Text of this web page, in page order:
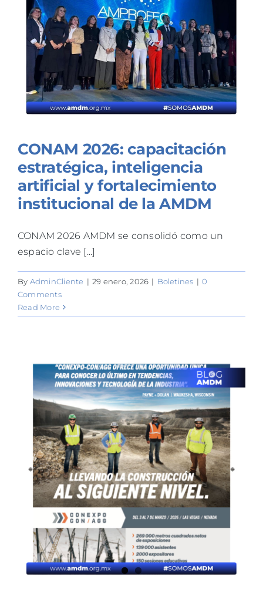
TALLERES
BLOG
CONAM 2026: capacitación
estratégica, inteligencia
artificial y fortalecimiento
institucional de la AMDM
CONAM 2026 AMDM se consolidó como un
espacio clave [...]
By AdminCliente | 29 enero, 2026 | Boletines | 0
Comments
Read More